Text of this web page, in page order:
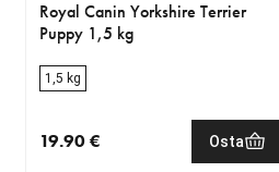
Royal Canin Yorkshire Terrier
Puppy 1,5 kg
1,5 kg
19.90 € Osta